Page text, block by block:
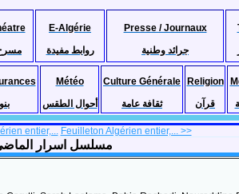
E-Algérie
روابط مفيدة
Presse / Journaux
جرائد وطنية
Météo
أحوال الطقس
Culture Générale
ثقافة عامة
Religion
قرآن
entier,... Feuilleton Algérien entier,... >>